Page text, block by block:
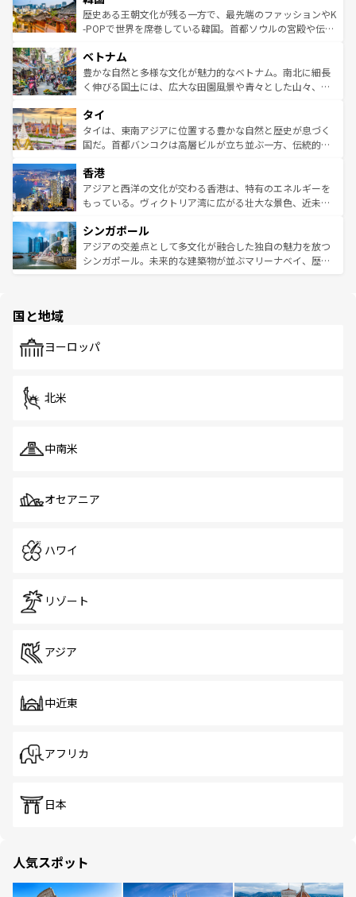
はコンテンツ一覧を参照してほしい。
ビング、ハイキングなど、アウトドア好きにはたまらな
い。オーストラリアの多彩な魅力を存分に味わいつくそ
参照してほしい。
と山間の静けさが共存しており、訪れる人に新しい発見と
驚きをもたらしてくれる。また、奥深い台湾の食文化も魅
容にもいいと評判のスイーツなど、バラエティ豊かな料理
が味わえる。 なお、新着の台湾情報は コンテンツ一覧を参
照してほしい。
歴史ある王朝文化が残る一方で、最先端のファッションやK
-POPで世界を席巻している韓国。首都ソウルの宮殿や伝統
き、地方に足を延ばせば四季折々の自然美を楽しむことが
できる。そして、キムチや焼肉、絶品のストリートフード
まで、さまざまな韓国料理が待っている。夜には、韓国な
リティに包まれながら、韓国の多彩な魅力を心ゆくまで味
わってみてほしい。 なお、新着の韓国情報はコンテンツ一
覧を参照してほしい。
ベトナム
豊かな自然と多様な文化が魅力的なベトナム。南北に細長
く伸びる国土には、広大な田園風景や青々とした山々、世
急速な発展と共に伝統が息づく。ハノイの古い町並みやホ
ーチミン市のフランス統治時代の建物も、独特の雰囲気を
醸し出している。また、バラエティの豊かさとおいしさで
とつ。フォーやバインミー、ベトナムコーヒーなどは、ぜ
ひ現地で味わいたい。どの地域を訪れてもあたたかい人々
が旅行者を迎えてくれるので、きっと忘れられない旅にな
参照してほしい。
タイ
タイは、東南アジアに位置する豊かな自然と歴史が息づく
国だ。首都バンコクは高層ビルが立ち並ぶ一方、伝統的な
の活気が交差している。北部ではチェンマイなどの山岳地
帯で自然と触れ合い、南部ではプーケットやクラビの美し
いビーチでリゾート気分を楽しむことができる。タイ料理
激する。気候は一年中温暖で、どの季節にも異なる楽しみ
が待っている。親しみやすいタイの人々、仏教を中心とし
た文化、そして多様な観光資源が、訪れる旅人を魅了し続
香港
アジアと西洋の文化が交わる香港は、特有のエネルギーを
もっている。ヴィクトリア湾に広がる壮大な景色、近未来
み、どこを訪れても感動するはず。観光スポットが密集し
ており、効率よく見どころを回れるのも魅力。息をのむよ
うな絶景から文化的な体験まで、香港を存分に楽しみ尽く
シンガポール
アジアの交差点として多文化が融合した独自の魅力を放つ
シンガポール。未来的な建築物が並ぶマリーナベイ、歴史
で、ホーカーズは地元の風情を楽しめる外せないスポット
国と地域
ヨーロッパ
北米
中南米
オセアニア
ハワイ
リゾート
アジア
中近東
アフリカ
日本
人気スポット